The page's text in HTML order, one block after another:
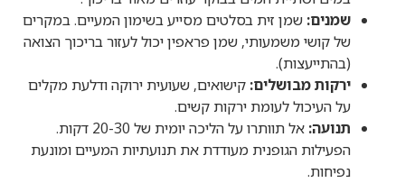
שמנים: שמן זית בסלטים מסייע בשימון המעיים. במקרים
של קושי משמעותי, שמן פראפין יכול לעזור בריכוך הצואה
(בהתייעצות).
ירקות מבושלים: קישואים, שעועית ירוקה ודלעת מקלים
על העיכול לעומת ירקות קשים.
תנועה:
אל תוותרו על הליכה יומית של 20-30 דקות.
הפעילות הגופנית מעודדת את תנועתיות המעיים ומונעת
נפיחות.